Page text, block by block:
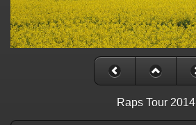
Raps Tour 2014